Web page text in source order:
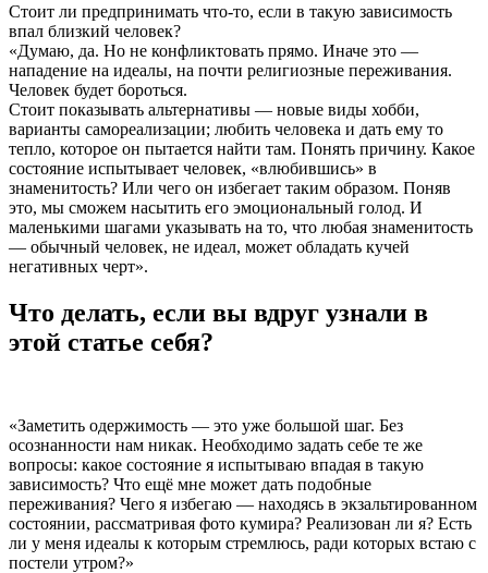
Стоит ли предпринимать что-то, если в такую зависимость
впал близкий человек?
«Думаю, да. Но не конфликтовать прямо. Иначе это —
нападение на идеалы, на почти религиозные переживания.
Человек будет бороться.
Стоит показывать альтернативы — новые виды хобби,
варианты самореализации; любить человека и дать ему то
тепло, которое он пытается найти там. Понять причину. Какое
состояние испытывает человек, «влюбившись» в
знаменитость? Или чего он избегает таким образом. Поняв
это, мы сможем насытить его эмоциональный голод. И
маленькими шагами указывать на то, что любая знаменитость
— обычный человек, не идеал, может обладать кучей
негативных черт».
Что делать, если вы вдруг узнали в
этой статье себя?
«Заметить одержимость — это уже большой шаг. Без
осознанности нам никак. Необходимо задать себе те же
вопросы: какое состояние я испытываю впадая в такую
зависимость? Что ещё мне может дать подобные
переживания? Чего я избегаю — находясь в экзальтированном
состоянии, рассматривая фото кумира? Реализован ли я? Есть
ли у меня идеалы к которым стремлюсь, ради которых встаю с
постели утром?»